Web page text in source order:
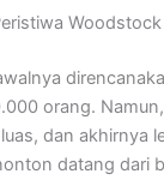
Woodstock
orang.
dan akhirnya
datang dari